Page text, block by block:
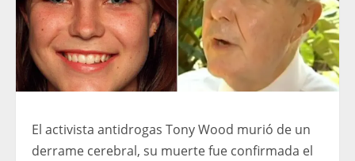
El activista antidrogas Tony Wood murió de un
derrame cerebral, su muerte fue confirmada el